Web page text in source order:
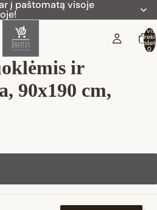
į paštomatą visoje
Iš
0
ir
90x190 cm,